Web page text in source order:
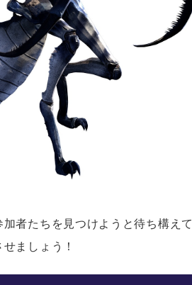
者たちを見つけようと待ち構えて
ましょう！